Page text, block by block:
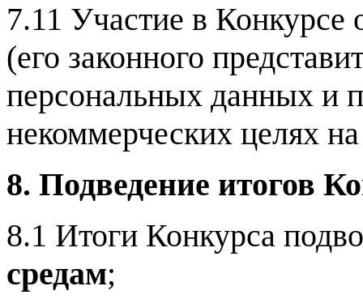
7.11 Участие в Конкурсе
(его законного
персональных данных и
некоммерческих целях
8. Подведение итогов
8.1 Итоги Конкурса
средам;